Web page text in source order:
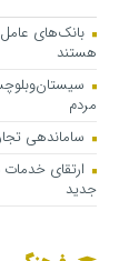
بانک‌های
هستند
مردم
ساماندهی
ارتقای
جدید